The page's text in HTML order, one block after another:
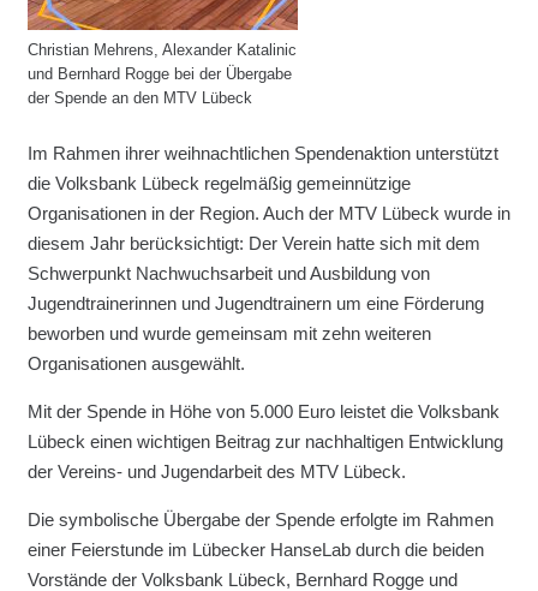
Christian Mehrens, Alexander Katalinic
und Bernhard Rogge bei der Übergabe
der Spende an den MTV Lübeck
Im Rahmen ihrer weihnachtlichen Spendenaktion unterstützt
die Volksbank Lübeck regelmäßig gemeinnützige
Organisationen in der Region. Auch der MTV Lübeck wurde in
diesem Jahr berücksichtigt: Der Verein hatte sich mit dem
Schwerpunkt Nachwuchsarbeit und Ausbildung von
Jugendtrainerinnen und Jugendtrainern um eine Förderung
beworben und wurde gemeinsam mit zehn weiteren
Organisationen ausgewählt.
Mit der Spende in Höhe von 5.000 Euro leistet die Volksbank
Lübeck einen wichtigen Beitrag zur nachhaltigen Entwicklung
der Vereins- und Jugendarbeit des MTV Lübeck.
Die symbolische Übergabe der Spende erfolgte im Rahmen
einer Feierstunde im Lübecker HanseLab durch die beiden
Vorstände der Volksbank Lübeck, Bernhard Rogge und